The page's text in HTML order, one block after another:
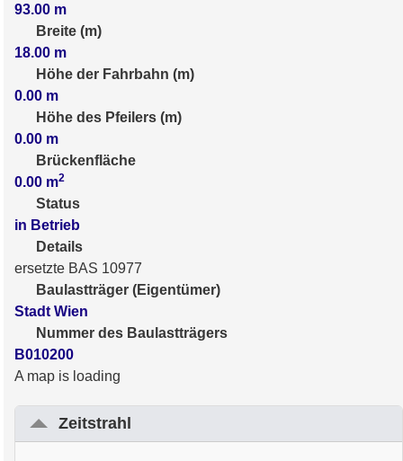
93.00 m
Breite (m)
18.00 m
Höhe der Fahrbahn (m)
0.00 m
Höhe des Pfeilers (m)
0.00 m
Brückenfläche
0.00 m2
Status
in Betrieb
Details
ersetzte BAS 10977
Baulastträger (Eigentümer)
Stadt Wien
Nummer des Baulastträgers
B010200
A map is loading
Zeitstrahl